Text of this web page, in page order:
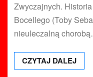
Zwyczajnych.
Bocellego (Toby
nieuleczalną
CZYTAJ DALEJ